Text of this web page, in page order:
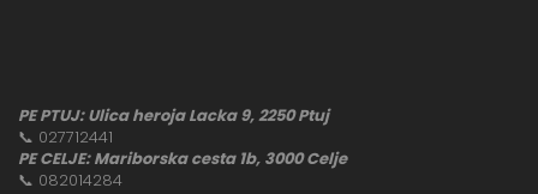
PE PTUJ: Ulica heroja Lacka 9, 2250 Ptuj
📞 027712441
PE CELJE: Mariborska cesta 1b, 3000 Celje
📞 082014284